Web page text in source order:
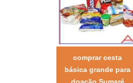
comprar cesta
básica grande para